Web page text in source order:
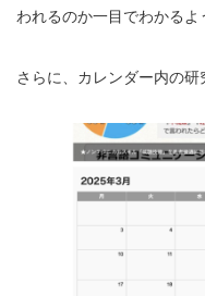
われるのか一目でわかるよ
さらに、カレンダー内の研